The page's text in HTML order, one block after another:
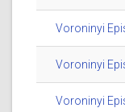
Voroninyi
Voroninyi
Voroninyi